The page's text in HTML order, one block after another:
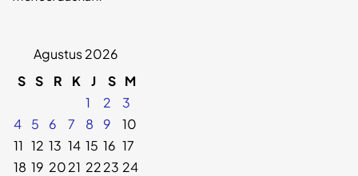
Agustus 2026
S S R K J S M
1
2
3
4
5 6 7 8 9
10
11 12 13 14 15 16 17
18 19 2021 2223 24